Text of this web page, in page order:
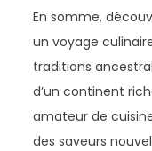
En somme,
un voyage
traditions
d’un continent
amateur de
des saveurs